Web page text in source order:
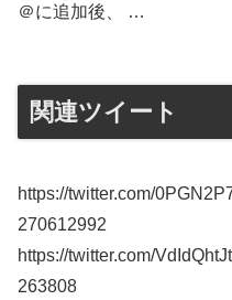
＠に追加後、 …
関連ツイート
https://twitter.com/
270612992
https://twitter.com/
263808